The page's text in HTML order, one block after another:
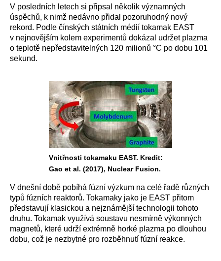
V posledních letech si připsal několik významných
úspěchů, k nimž nedávno přidal pozoruhodný nový
rekord. Podle čínských státních médií tokamak EAST
v nejnovějším kolem experimentů dokázal udržet plazma
o teplotě nepředstavitelných 120 milionů °C po dobu 101
sekund.
Vnitřnosti tokamaku EAST. Kredit:
Gao et al. (2017), Nuclear Fusion.
V dnešní době pobíhá fúzní výzkum na celé řadě různých
typů fúzních reaktorů. Tokamaky jako je EAST přitom
představují klasickou a nejznámější technologii tohoto
druhu. Tokamak využívá soustavu nesmírně výkonných
magnetů, které udrží extrémně horké plazma po dlouhou
dobu, což je nezbytné pro rozběhnutí fúzní reakce.